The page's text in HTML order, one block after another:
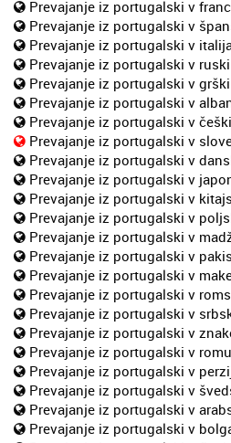
Prevajanje iz portugalski v
Prevajanje iz portugalski v
Prevajanje iz portugalski v
Prevajanje iz portugalski v ruski
Prevajanje iz portugalski v grški
Prevajanje iz portugalski v
Prevajanje iz portugalski v češki
Prevajanje iz portugalski v
Prevajanje iz portugalski v
Prevajanje iz portugalski v
Prevajanje iz portugalski v
Prevajanje iz portugalski v
Prevajanje iz portugalski v
Prevajanje iz portugalski v
Prevajanje iz portugalski v
Prevajanje iz portugalski v
Prevajanje iz portugalski v
Prevajanje iz portugalski v
Prevajanje iz portugalski v
Prevajanje iz portugalski v
Prevajanje iz portugalski v
Prevajanje iz portugalski v
Prevajanje iz portugalski v